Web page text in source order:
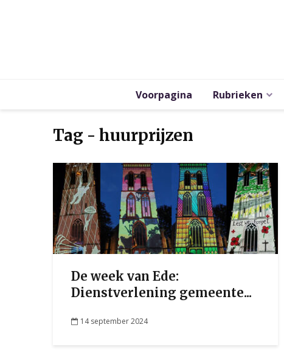
Voorpagina Rubrieken
Tag - huurprijzen
De week van Ede:
Dienstverlening gemeente...
14 september 2024